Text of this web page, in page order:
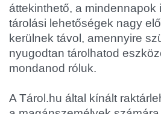
áttekinthető, a
tárolási lehetőségek nagy
kerülnek távol, amennyire
nyugodtan tárolhatod
mondanod róluk.
A Tárol.hu által kínált